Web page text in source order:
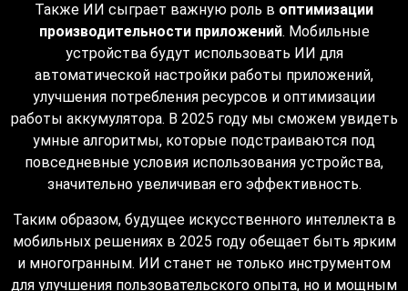
Также ИИ сыграет важную роль в оптимизации
производительности приложений. Мобильные
устройства будут использовать ИИ для
автоматической настройки работы приложений,
улучшения потребления ресурсов и оптимизации
работы аккумулятора. В 2025 году мы сможем увидеть
умные алгоритмы, которые подстраиваются под
повседневные условия использования устройства,
значительно увеличивая его эффективность.
Таким образом, будущее искусственного интеллекта в
мобильных решениях в 2025 году обещает быть ярким
и многогранным. ИИ станет не только инструментом
для улучшения пользовательского опыта, но и мощным